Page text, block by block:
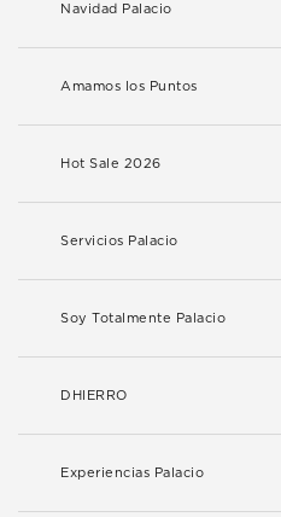
Navidad Palacio
Amamos los Puntos
Hot Sale 2026
Servicios Palacio
Soy Totalmente Palacio
DHIERRO
Experiencias Palacio